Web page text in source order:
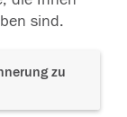
sind.
zu